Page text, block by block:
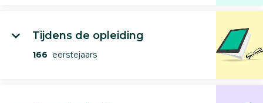
Tijdens de opleiding
166 eerstejaars